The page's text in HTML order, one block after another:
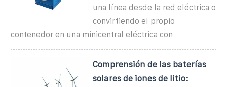
una línea desde la red eléctrica o
convirtiendo el propio
contenedor en una minicentral eléctrica con
Comprensión de las baterías
solares de iones de litio: